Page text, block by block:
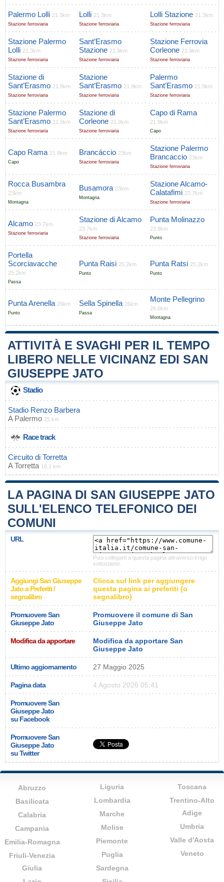
Palermo Lolli 21.3km
Stazione ferroviaria
Lolli 21.3km
Stazione ferroviaria
Lolli Stazione 21.3km
Stazione ferroviaria
Stazione Palermo
Lolli 21.3km
Stazione ferroviaria
Sant’Erasmo
Stazione 21.9km
Stazione ferroviaria
Stazione Ferrovia
Corleone 21.9km
Stazione ferroviaria
Stazione di
Sant’Erasmo 21.9km
Stazione ferroviaria
Stazione
Sant’Erasmo 21.9km
Stazione ferroviaria
Palermo
Sant’Erasmo 21.9km
Stazione ferroviaria
Stazione Palermo
Sant’Erasmo 21.9km
Stazione ferroviaria
Stazione di
Corleone 21.9km
Stazione ferroviaria
Capo di Rama
21.9km
Capo
Capo Rama 21.9km
Capo
Brancáccio 23km
Stazione ferroviaria
Stazione Palermo
Brancaccio 23km
Stazione ferroviaria
Rocca Busambra
23km
Montagna
Busamora 23km
Montagna
Stazione Alcamo-
Calatafimi 23.7km
Stazione ferroviaria
Alcamo 23.7km
Stazione ferroviaria
Stazione di Alcamo
23.7km
Stazione ferroviaria
Punta Molinazzo
23.9km
Punto
Portella
Scorciavacche
25.2km
Passa
Punta Raisi 25.2km
Punto
Punta Ratsi 25.2km
Punto
Punta Arenella 26km
Punto
Sella Spinella 26km
Passa
Monte Pellegrino
26.6km
Montagna
ATTIVITÀ E SVAGHI PER IL TEMPO
LIBERO NELLE VICINANZ EDI SAN
GIUSEPPE JATO
Stadio
Stadio Renzo Barbera
A Palermo 25 km
Race track
Circuito di Torretta
ATorretta 16.1 km
LA PAGINA DI SAN GIUSEPPE JATO
SULL'ELENCO TELEFONICO DEI
COMUNI
URL
Puoi collegarti a questa pagina attraverso il rigo
sottostante.
Aggiungi San Giuseppe
Jato a Preferiti /
segnalibro
Clicca sul link per aggiungere
questa pagina ai preferiti (o
segnalibro)
Promuovere San
Giuseppe Jato
Promuovere il comune di San
Giuseppe Jato
Modifica da apportare
Modifica da apportare San
Giuseppe Jato
Ultimo aggiornamento 27 Maggio 2025
Pagina data 4 Agosto 2026 05:41
Promuovere San
Giuseppe Jato
su Facebook
Promuovere San
Giuseppe Jato
su Twitter
Abruzzo
Basilicata
Calabria
Campania
Emilia-Romagna
Friuli-Venezia
Giulia
Liguria
Lombardia
Marche
Molise
Piemonte
Puglia
Sardegna
Toscana
Trentino-Alto
Adige
Umbria
Valle d'Aosta
Veneto